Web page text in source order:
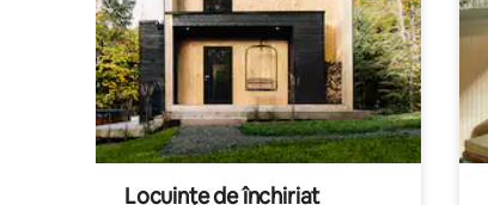
Locuințe de închiriat